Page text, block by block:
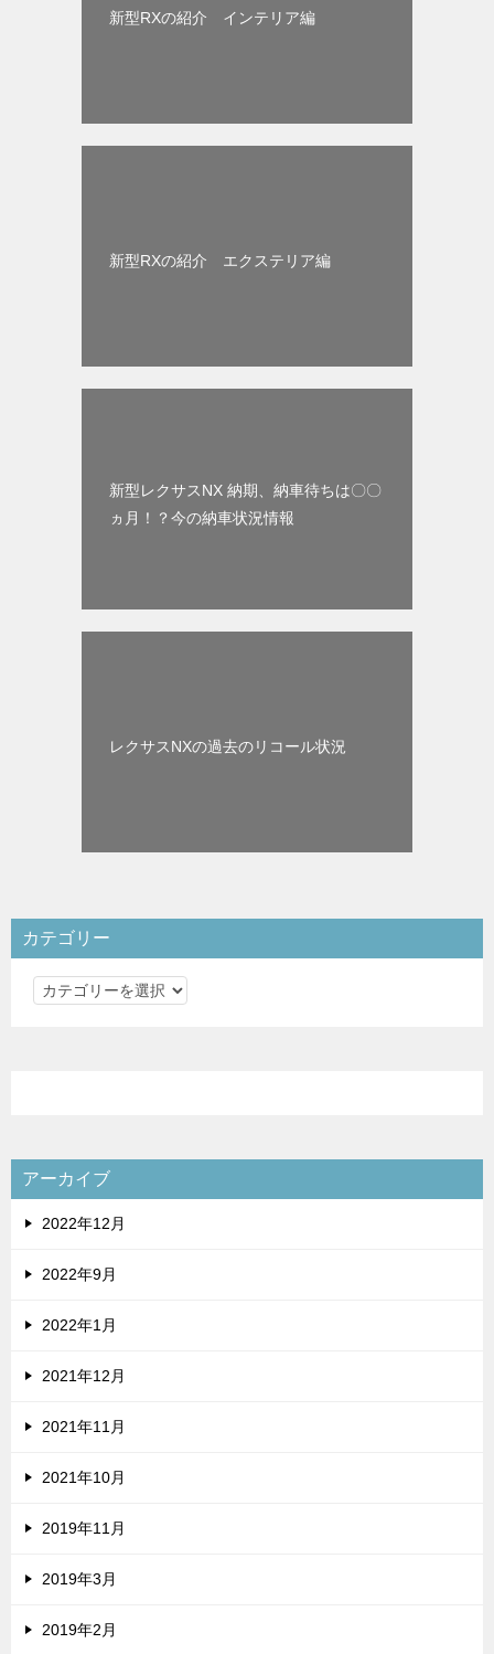
新型RXの紹介 インテリア編
新型RXの紹介 エクステリア編
新型レクサスNX 納期、納車待ちは〇〇
ヵ月！？今の納車状況情報
レクサスNXの過去のリコール状況
カテゴリー
カ
アーカイブ
2022年12月
2022年9月
2022年1月
2021年12月
2021年11月
2021年10月
2019年11月
2019年3月
2019年2月